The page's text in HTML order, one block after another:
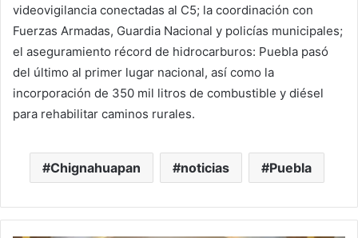
videovigilancia conectadas al C5; la coordinación con
Fuerzas Armadas, Guardia Nacional y policías municipales;
el aseguramiento récord de hidrocarburos: Puebla pasó
del último al primer lugar nacional, así como la
incorporación de 350 mil litros de combustible y diésel
para rehabilitar caminos rurales.
Chignahuapan noticias Puebla